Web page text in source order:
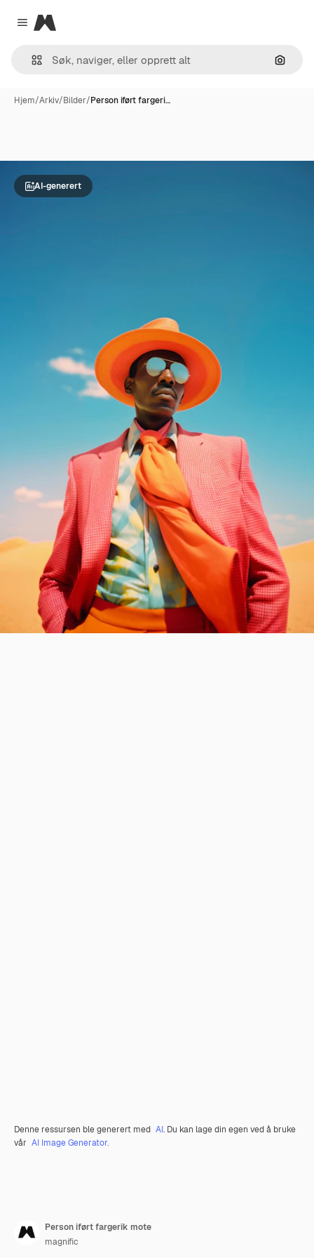
Close menu
Magnific
Søk
Hjem/Arkiv/Bilder/Person iført fargeri…
AI-generert
Denne ressursen ble generert med AI. Du kan lage din egen ved å bruke
vår AI Image Generator.
Person iført fargerik mote
magnific